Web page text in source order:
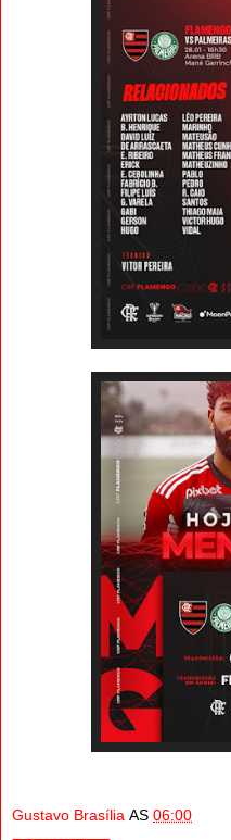
Gustavo Brasília AS 06:00